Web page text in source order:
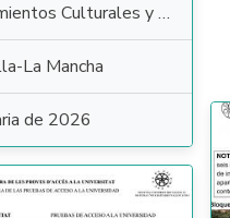
Culturales y Artísticos
La Mancha
de 2026